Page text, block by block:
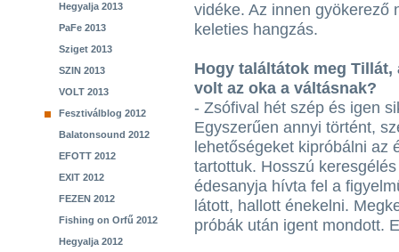
Hegyalja 2013
PaFe 2013
Sziget 2013
SZIN 2013
VOLT 2013
Fesztiválblog 2012
Balatonsound 2012
EFOTT 2012
EXIT 2012
FEZEN 2012
Fishing on Orfű 2012
Hegyalja 2012
vidéke. Az innen gyökerező
keleties hangzás.
Hogy találtátok meg
volt az oka a váltásnak?
- Zsófival hét szép és igen
Egyszerűen annyi történt,
lehetőségeket kipróbálni az
tartottuk. Hosszú
édesanyja hívta fel a
látott, hallott énekelni.
próbák után igent mondott.